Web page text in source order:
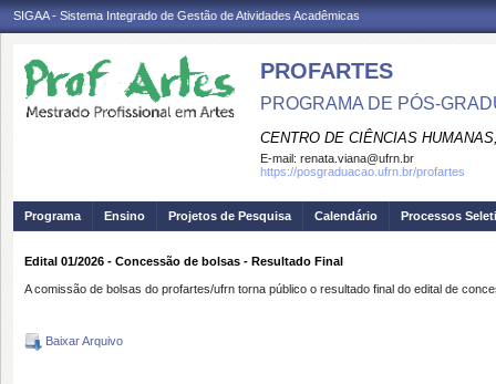
SIGAA - Sistema Integrado de Gestão de Atividades Acadêmicas
PROFARTES
PROGRAMA DE PÓS-
CENTRO DE CIÊNCIAS
E-mail: renata.viana@ufrn.br
https://posgraduacao.ufrn.br/profartes
Programa Ensino Projetos de Pesquisa Calendário Processos
Edital 01/2026 - Concessão de bolsas - Resultado Final
A comissão de bolsas do profartes/ufrn torna público o resultado final do edital de
Baixar Arquivo